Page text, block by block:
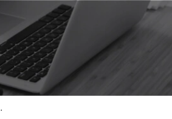
s’appuyer sur 39
la règlementation, la fiscalité,
et la demande.